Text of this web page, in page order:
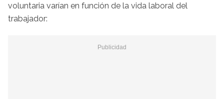
voluntaria varían en función de la vida laboral del
trabajador: